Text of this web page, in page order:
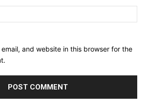
email, and website in this browser for the